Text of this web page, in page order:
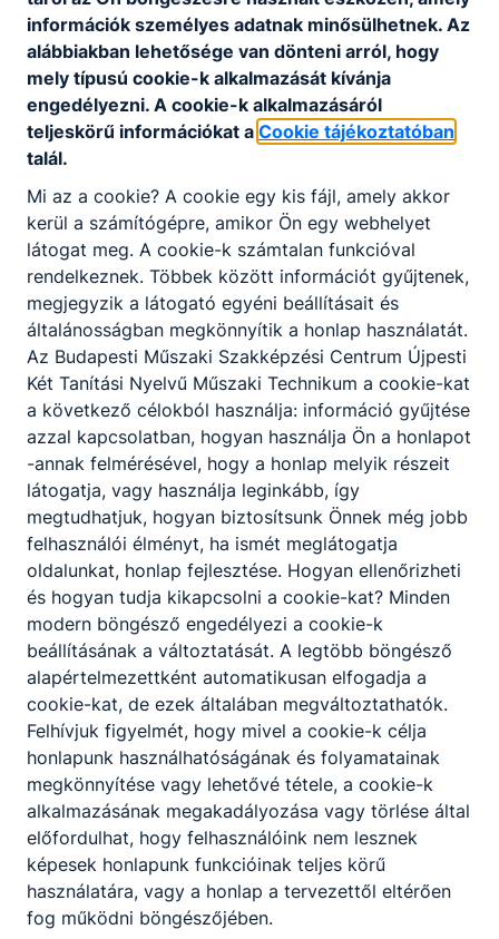
ókor történeti verseny
2026. jún. 7.
Verseny Humán
A beiratkozás időpontja 2026. június 25.
2026. jún. 4.
Beiskolázás
Megrendülten búcsúzik iskolánk
Mély megrendüléssel tudatjuk, hogy iskolánk tisztelt és
szeretett tanára, Horváthné Tőkei Zsuzsanna elhunyt.
2026. máj. 14.
Rendkívüli felvételi eljárás 2026
Rendkívüli pótfelvételit hirdetünk.
2026. máj. 7.
Beiskolázás
Ballagás 2026
Végzős diákjaink elbúcsúztak iskolánktól.
információk személyes adatnak minősülhetnek. Az
alábbiakban lehetősége van dönteni arról, hogy
mely típusú cookie-k alkalmazását kívánja
engedélyezni. A cookie-k alkalmazásáról
teljeskörű információkat a Cookie tájékoztatóban
talál.
Mi az a cookie? A cookie egy kis fájl, amely akkor
kerül a számítógépre, amikor Ön egy webhelyet
látogat meg. A cookie-k számtalan funkcióval
rendelkeznek. Többek között információt gyűjtenek,
megjegyzik a látogató egyéni beállításait és
általánosságban megkönnyítik a honlap használatát.
Az Budapesti Műszaki Szakképzési Centrum Újpesti
Két Tanítási Nyelvű Műszaki Technikum a cookie-kat
a következő célokból használja: információ gyűjtése
azzal kapcsolatban, hogyan használja Ön a honlapot
-annak felmérésével, hogy a honlap melyik részeit
látogatja, vagy használja leginkább, így
megtudhatjuk, hogyan biztosítsunk Önnek még jobb
felhasználói élményt, ha ismét meglátogatja
oldalunkat, honlap fejlesztése. Hogyan ellenőrizheti
és hogyan tudja kikapcsolni a cookie-kat? Minden
modern böngésző engedélyezi a cookie-k
beállításának a változtatását. A legtöbb böngésző
alapértelmezettként automatikusan elfogadja a
cookie-kat, de ezek általában megváltoztathatók.
Felhívjuk figyelmét, hogy mivel a cookie-k célja
honlapunk használhatóságának és folyamatainak
megkönnyítése vagy lehetővé tétele, a cookie-k
alkalmazásának megakadályozása vagy törlése által
előfordulhat, hogy felhasználóink nem lesznek
képesek honlapunk funkcióinak teljes körű
használatára, vagy a honlap a tervezettől eltérően
fog működni böngészőjében.